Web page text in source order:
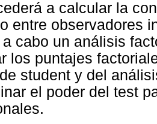
a calcular la
entre observadores
cabo un análisis
los puntajes
student y del
el poder del test